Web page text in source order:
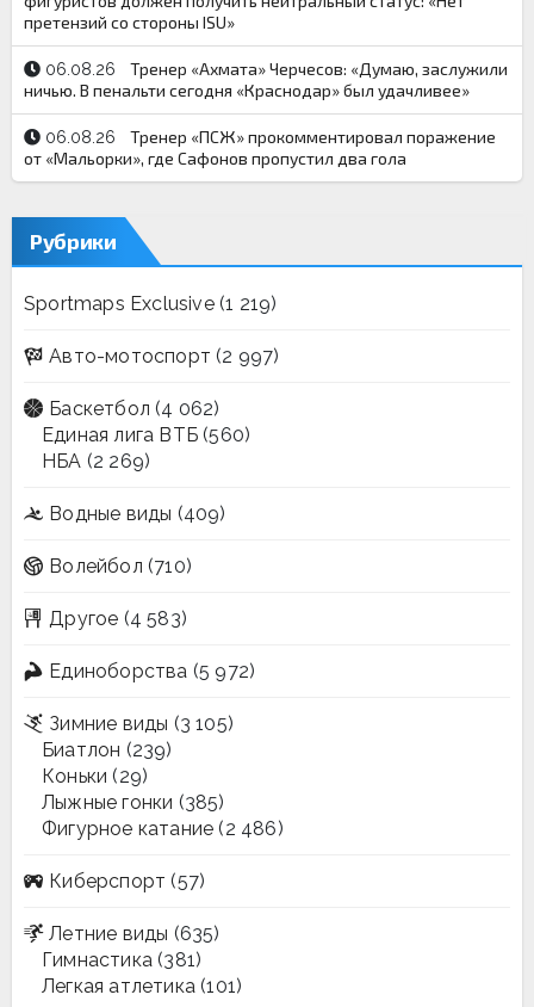
претензий со стороны ISU»
06.08.26
Тренер «Ахмата» Черчесов: «Думаю, заслужили
ничью. В пенальти сегодня «Краснодар» был удачливее»
06.08.26
Тренер «ПСЖ» прокомментировал поражение
от «Мальорки», где Сафонов пропустил два гола
Рубрики
Sportmaps Exclusive(1 219)
Авто-мотоспорт (2 997)
Баскетбол (4 062)
Единая лига ВТБ (560)
НБА (2 269)
Водные виды (409)
Волейбол (710)
Другое (4 583)
Единоборства (5 972)
Зимние виды (3 105)
Биатлон (239)
Коньки (29)
Лыжные гонки (385)
Фигурное катание (2 486)
Киберспорт (57)
Летние виды (635)
Гимнастика (381)
Легкая атлетика (101)